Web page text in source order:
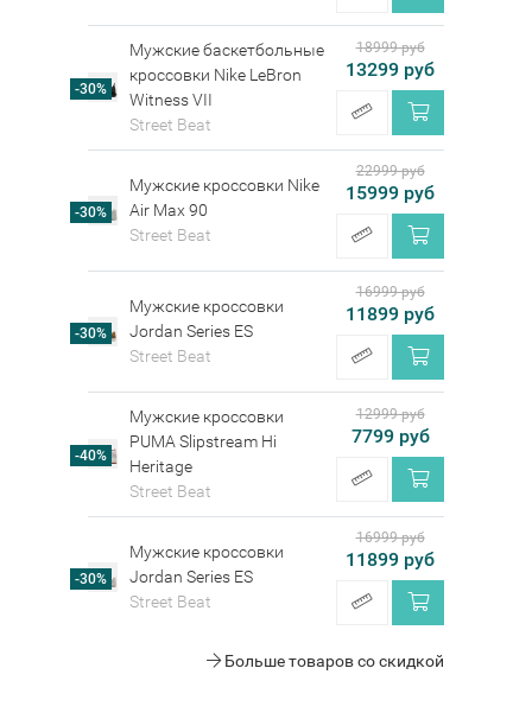
-30%
Мужские баскетбольные
кроссовки Nike LeBron
Witness VII
Street Beat
18999 руб
13299 руб
-30%
Мужские кроссовки Nike
Air Max 90
Street Beat
22999 руб
15999 руб
-30%
Мужские кроссовки
Jordan Series ES
Street Beat
16999 руб
11899 руб
-40%
Мужские кроссовки
PUMA Slipstream Hi
Heritage
Street Beat
12999 руб
7799 руб
-30%
Мужские кроссовки
Jordan Series ES
Street Beat
16999 руб
11899 руб
Больше товаров со скидкой